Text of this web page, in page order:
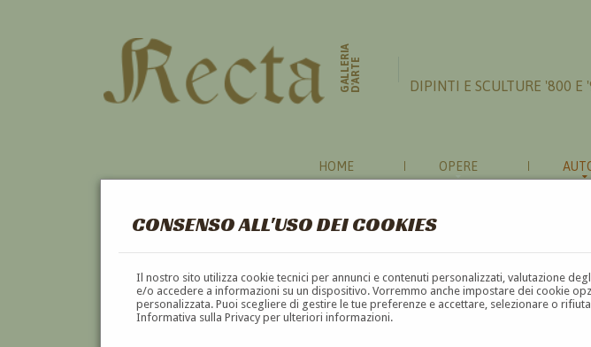
CONSENSO ALL'USO DEI COOKIES
Il nostro sito utilizza cookie tecnici per annunci e contenuti personalizzati, valutazione
e/o accedere a informazioni su un dispositivo. Vorremmo anche impostare dei cookie
personalizzata. Puoi scegliere di gestire le tue preferenze e accettare, selezionare o
Informativa sulla Privacy per ulteriori informazioni.
GALLERIAD'ARTE DIPINTI E SCULTURE '800 E
HOME OPERE
PITTORI
A B C D E F G H I J K L M